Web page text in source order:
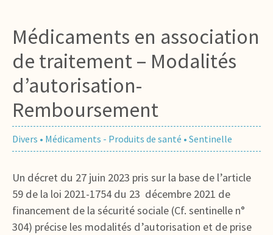
Médicaments en association
de traitement – Modalités
d’autorisation-
Remboursement
Divers • Médicaments - Produits de santé • Sentinelle
Un décret du 27 juin 2023 pris sur la base de l’article
59 de la loi 2021-1754 du 23 décembre 2021 de
financement de la sécurité sociale (Cf. sentinelle n°
304) précise les modalités d’autorisation et de prise